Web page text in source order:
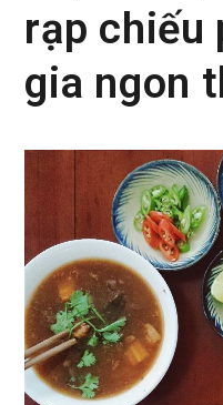
rạp chiếu
gia ngon